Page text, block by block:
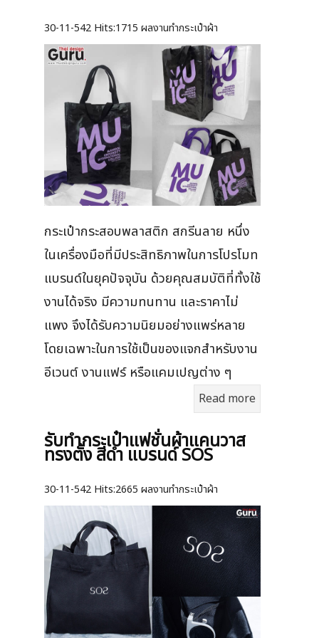
30-11-542 Hits:1715 ผลงานทำกระเป๋าผ้า
กระเป๋ากระสอบพลาสติก สกรีนลาย หนึ่ง
ในเครื่องมือที่มีประสิทธิภาพในการโปรโมท
แบรนด์ในยุคปัจจุบัน ด้วยคุณสมบัติที่ทั้งใช้
งานได้จริง มีความทนทาน และราคาไม่
แพง จึงได้รับความนิยมอย่างแพร่หลาย
โดยเฉพาะในการใช้เป็นของแจกสำหรับงาน
อีเวนต์ งานแฟร์ หรือแคมเปญต่าง ๆ
Read more
รับทำกระเป๋าแฟชั่นผ้าแคนวาส
ทรงตั้ง สีดำ แบรนด์ SOS
30-11-542 Hits:2665 ผลงานทำกระเป๋าผ้า